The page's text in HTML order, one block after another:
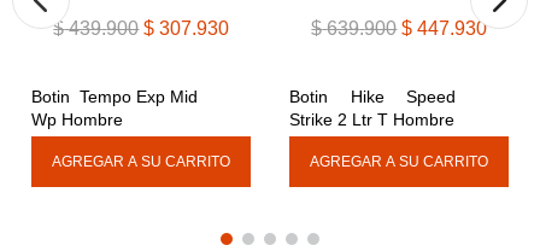
$ 439.900 $ 307.930
Botin  Tempo Exp Mid
Wp Hombre
$ 639.900 $ 447.930
Botin Hike Speed
Strike 2 Ltr T Hombre